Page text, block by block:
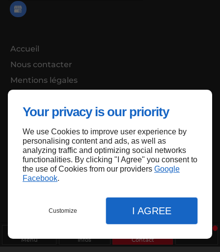
Your privacy is our priority
We use Cookies to improve user experience by
personalising content and ads, as well as
analyzing traffic and optimizing social networks
functionalities. By clicking "I Agree" you consent to
the use of Cookies from our providers Google
Facebook.
Customize I AGREE
Menu Infos Contact
Accueil
Nous contacter
Mentions légales
Haut de page